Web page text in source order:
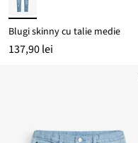
Blugi skinny cu talie medie
137,90 lei